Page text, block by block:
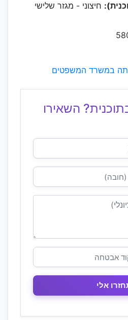
חיצוני - מגזר שלישי
במשרד המשפטים
השאירו